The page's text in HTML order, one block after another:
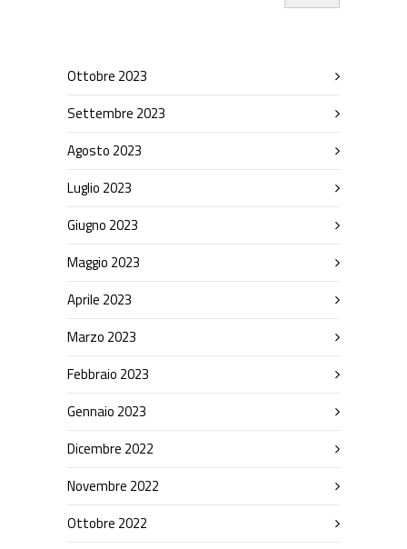
Ottobre 2023
Settembre 2023
Agosto 2023
Luglio 2023
Giugno 2023
Maggio 2023
Aprile 2023
Marzo 2023
Febbraio 2023
Gennaio 2023
Dicembre 2022
Novembre 2022
Ottobre 2022